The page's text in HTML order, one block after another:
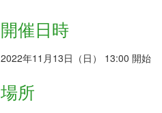
開催日時
2022年11月13日（日） 13:00 開始
場所